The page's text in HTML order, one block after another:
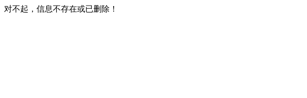
对不起，信息不存在或已删除！